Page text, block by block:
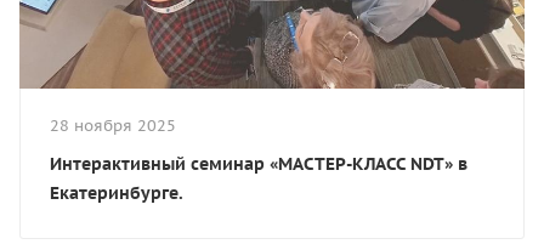
28 ноября 2025
Интерактивный семинар «МАСТЕР-КЛАСС NDT» в
Екатеринбурге.